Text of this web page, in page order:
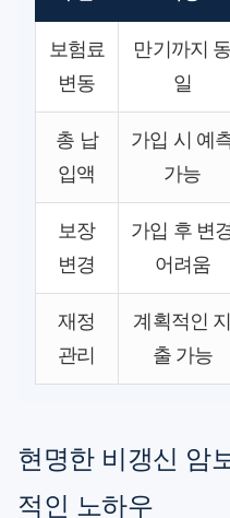
보험료
변동
만기까지 동
일
총 납
입액
가입 시 예
가능
보장
변경
가입 후 변
어려움
재정
관리
계획적인 지
출 가능
현명한 비갱신 암
적인 노하우